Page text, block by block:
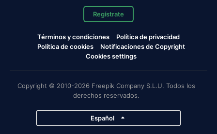
Regístrate
Términos y condiciones
Política de privacidad
Política de cookies
Notificaciones de Copyright
Cookies settings
Copyright © 2010-2026 Freepik Company S.L.U. Todos los
derechos reservados.
Español